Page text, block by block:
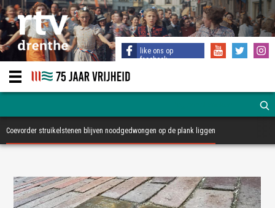
like ons op
facebook
Coevorder struikelstenen blijven noodgedwongen op de plank liggen